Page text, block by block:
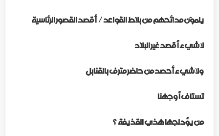
يلموّن مدائحهم من بلاط القواعد /أقصد القصور الرئاسية
لا شيء أقصد غير البلاد
ولا شيء أحصد من حاضر مترف بالقنابل
تستاف أوجهنا
من يؤدلجها هذي القذيفة؟